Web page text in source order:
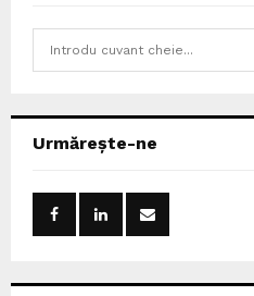
h
Urmărește-ne